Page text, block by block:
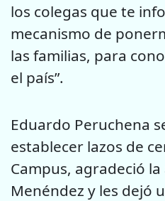
los colegas que te
mecanismo de
las familias, para
el país”.
Eduardo Peruchena
establecer lazos de
Campus, agradeció
Menéndez y les dejó